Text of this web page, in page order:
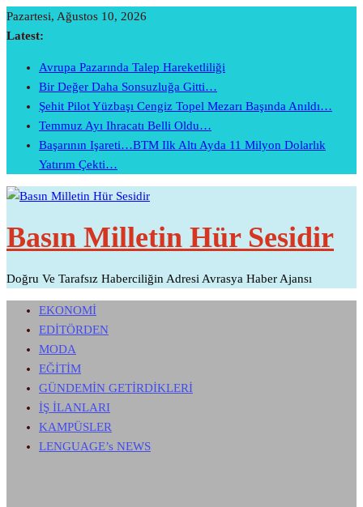
Skip
To
Pazartesi, Ağustos 10, 2026
Latest:
Avrupa Pazarında Talep Hareketliliği
Bir Değer Daha Sonsuzluğa Gitti…
Şehit Pilot Yüzbaşı Cengiz Topel Mezarı Başında Anıldı…
Temmuz Ayı Ihracatı Belli Oldu…
Başarının Işareti…BTM Ilk Altı Ayda 11 Milyon Dolarlık
Yatırım Çekti…
Basın Milletin Hür Sesidir
Doğru Ve Tarafsız Haberciliğin Adresi Avrasya Haber Ajansı
EKONOMİ
EDİTÖRDEN
MODA
EĞİTİM
GÜNDEMİN GETİRDİKLERİ
İŞ İLANLARI
KAMPÜSLER
LENGUAGE’s NEWS